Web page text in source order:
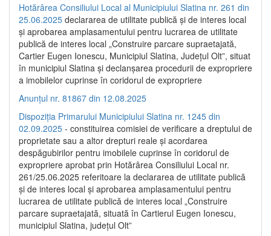
Hotărârea Consiliului Local al Municipiului Slatina nr. 261 din
25.06.2025 declararea de utilitate publică și de interes local
și aprobarea amplasamentului pentru lucrarea de utilitate
publică de interes local „Construire parcare supraetajată,
Cartier Eugen Ionescu, Municipiul Slatina, Județul Olt”, situat
în municipiul Slatina și declanșarea procedurii de expropriere
a imobilelor cuprinse în coridorul de expropriere
Anunțul nr. 81867 din 12.08.2025
Dispoziția Primarului Municipiului Slatina nr. 1245 din
02.09.2025 - constituirea comisiei de verificare a dreptului de
proprietate sau a altor drepturi reale și acordarea
despăgubirilor pentru imobilele cuprinse în coridorul de
expropriere aprobat prin Hotărârea Consiliului Local nr.
261/25.06.2025 referitoare la declararea de utilitate publică
și de interes local și aprobarea amplasamentului pentru
lucrarea de utilitate publică de interes local „Construire
parcare supraetajată, situată în Cartierul Eugen Ionescu,
municipiul Slatina, județul Olt”